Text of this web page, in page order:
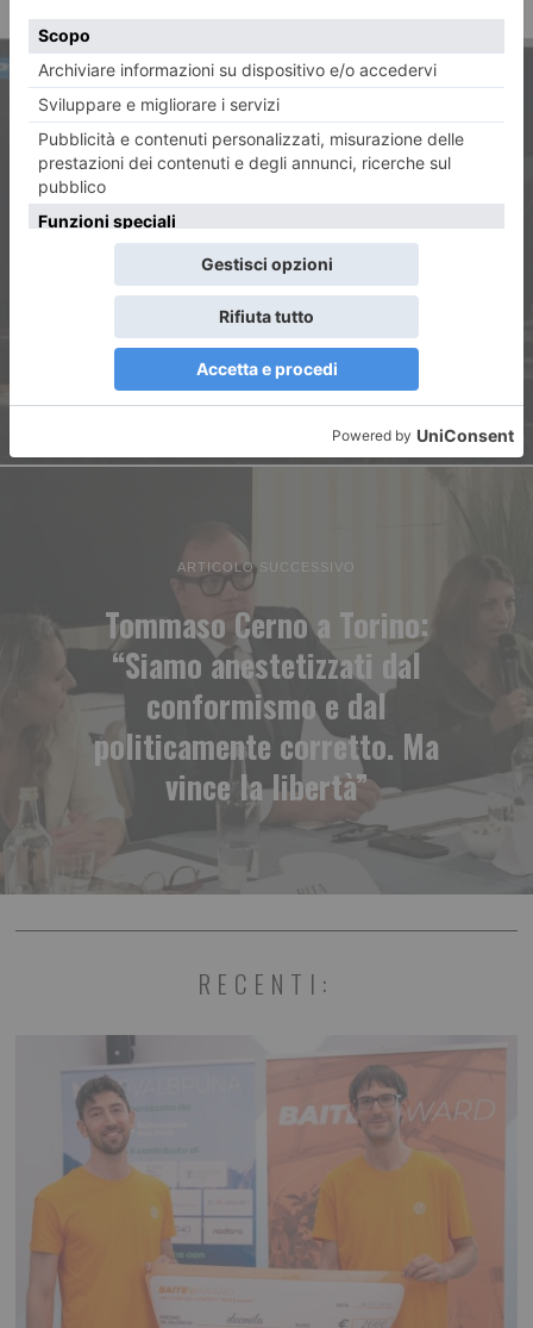
Sassi e bombe carta contro la
polizia, nuovi disordini No Tav
ARTICOLO SUCCESSIVO
Tommaso Cerno a Torino:
“Siamo anestetizzati dal
conformismo e dal
politicamente corretto. Ma
vince la libertà”
RECENTI: